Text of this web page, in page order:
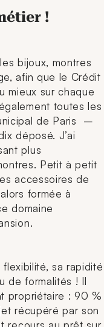
!
bijoux, montres
afin que le Crédit
mieux sur chaque
toutes les
de Paris –
déposé. J’ai
plus
Petit à petit
accessoires de
formée à
domaine
flexibilité, sa rapidité
de formalités ! Il
propriétaire : 90 %
récupéré par son